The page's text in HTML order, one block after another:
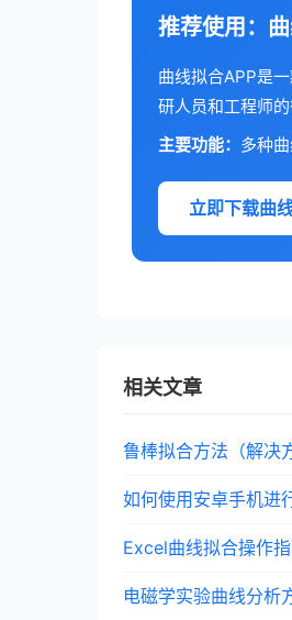
推荐使用：
曲线拟合APP是
研人员和工程师的
主要功能： 多种
立即下载曲
相关文章
鲁棒拟合方法（解决
如何使用安卓手机进
Excel曲线拟合操作指
电磁学实验曲线分析